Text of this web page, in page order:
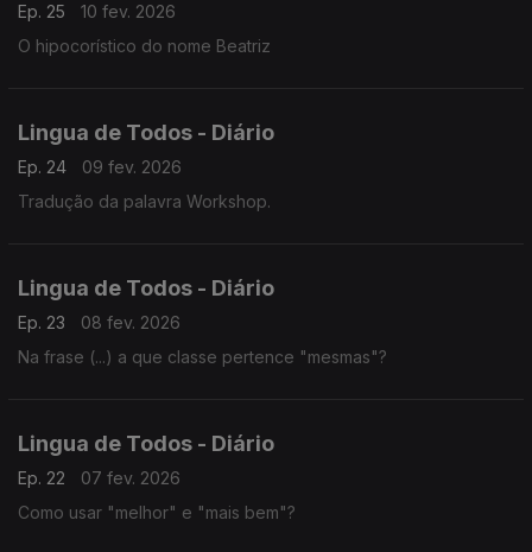
Ep. 25
10 fev. 2026
O hipocorístico do nome Beatriz
Lingua de Todos - Diário
Ep. 24
09 fev. 2026
Tradução da palavra Workshop.
Lingua de Todos - Diário
Ep. 23
08 fev. 2026
Na frase (...) a que classe pertence "mesmas"?
Lingua de Todos - Diário
Ep. 22
07 fev. 2026
Como usar "melhor" e "mais bem"?